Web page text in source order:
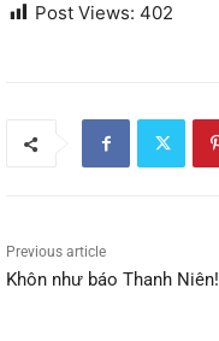
Post Views: 402
Previous article
Khôn như báo Thanh Niên!